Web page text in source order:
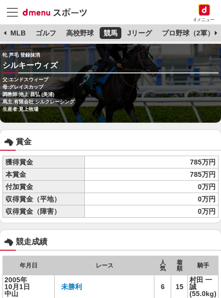
dメニュー
MLB ゴルフ 高校野球 競馬 Jリーグ プロ野球（2軍）
牝 芦毛 登録抹消
シルキーウィズ
父:エンドスウィープ
母:グレイスカップ
調教師:池上 昌弘 (美浦)
馬主:有限会社 シルクレーシング
生産者:見上牧場
賞金
獲得賞金
785万円
本賞金
785万円
付加賞金
0万円
収得賞金（平地）
0万円
収得賞金（障害）
0万円
競走成績
年月日 レース
人
気
着
順
騎手
2005年
10月1日
中山
未勝利 6 15
村田 一
誠
(55.0kg)